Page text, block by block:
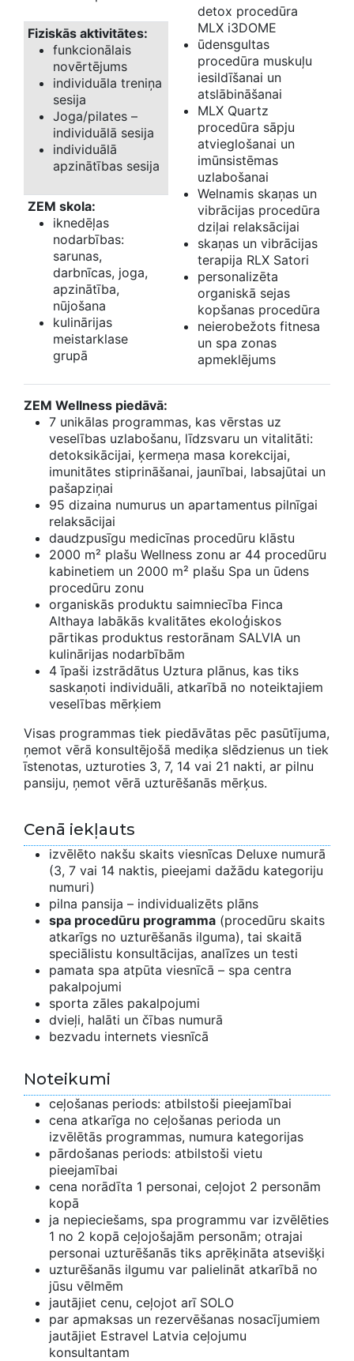
detox procedūra
MLX i3DOME
ūdensgultas
procedūra muskuļu
iesildīšanai un
atslābināšanai
MLX Quartz
procedūra sāpju
atvieglošanai un
imūnsistēmas
uzlabošanai
Welnamis skaņas un
vibrācijas procedūra
dziļai relaksācijai
skaņas un vibrācijas
terapija RLX Satori
personalizēta
organiskā sejas
kopšanas procedūra
neierobežots fitnesa
un spa zonas
apmeklējums
Fiziskās aktivitātes:
funkcionālais
novērtējums
individuāla treniņa
sesija
Joga/pilates –
individuālā sesija
individuālā
apzinātības sesija
ZEM skola:
iknedēļas
nodarbības:
sarunas,
darbnīcas, joga,
apzinātība,
nūjošana
kulinārijas
meistarklase
grupā
ZEM Wellness piedāvā:
7 unikālas programmas, kas vērstas uz
veselības uzlabošanu, līdzsvaru un vitalitāti:
detoksikācijai, ķermeņa masa korekcijai,
imunitātes stiprināšanai, jaunībai, labsajūtai un
pašapziņai
95 dizaina numurus un apartamentus pilnīgai
relaksācijai
daudzpusīgu medicīnas procedūru klāstu
2000 m² plašu Wellness zonu ar 44 procedūru
kabinetiem un 2000 m² plašu Spa un ūdens
procedūru zonu
organiskās produktu saimniecība Finca
Althaya labākās kvalitātes ekoloģiskos
pārtikas produktus restorānam SALVIA un
kulinārijas nodarbībām
4 īpaši izstrādātus Uztura plānus, kas tiks
saskaņoti individuāli, atkarībā no noteiktajiem
veselības mērķiem
Visas programmas tiek piedāvātas pēc pasūtījuma,
ņemot vērā konsultējošā mediķa slēdzienus un tiek
īstenotas, uzturoties 3, 7, 14 vai 21 nakti, ar pilnu
pansiju, ņemot vērā uzturēšanās mērķus.
Cenā iekļauts
izvēlēto nakšu skaits viesnīcas Deluxe numurā
(3, 7 vai 14 naktis, pieejami dažādu kategoriju
numuri)
pilna pansija – individualizēts plāns
spa procedūru programma (procedūru skaits
atkarīgs no uzturēšanās ilguma), tai skaitā
speciālistu konsultācijas, analīzes un testi
pamata spa atpūta viesnīcā – spa centra
pakalpojumi
sporta zāles pakalpojumi
dvieļi, halāti un čības numurā
bezvadu internets viesnīcā
Noteikumi
ceļošanas periods: atbilstoši pieejamībai
cena atkarīga no ceļošanas perioda un
izvēlētās programmas, numura kategorijas
pārdošanas periods: atbilstoši vietu
pieejamībai
cena norādīta 1 personai, ceļojot 2 personām
kopā
ja nepieciešams, spa programmu var izvēlēties
1 no 2 kopā ceļojošajām personām; otrajai
personai uzturēšanās tiks aprēķināta atsevišķi
uzturēšanās ilgumu var palielināt atkarībā no
jūsu vēlmēm
jautājiet cenu, ceļojot arī SOLO
par apmaksas un rezervēšanas nosacījumiem
jautājiet Estravel Latvia ceļojumu
konsultantam